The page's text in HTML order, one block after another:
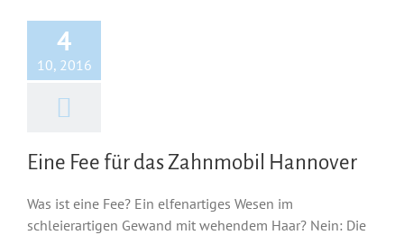
4
10, 2016
Eine Fee für das Zahnmobil Hannover
Was ist eine Fee? Ein elfenartiges Wesen im
schleierartigen Gewand mit wehendem Haar? Nein: Die